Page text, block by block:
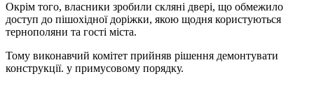
Окрім того, власники зробили скляні двері, що обмежило
доступ до пішохідної доріжки, якою щодня користуються
тернополяни та гості міста.
Тому виконавчий комітет прийняв рішення демонтувати
конструкції. у примусовому порядку.